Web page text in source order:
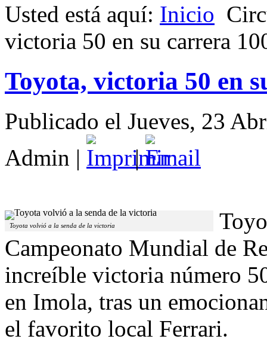
Usted está aquí: Inicio
victoria 50 en su carrera
Toyota, victoria 50 en
Publicado el Jueves, 23
Admin | |
Toyota volvió a la senda de la victoria
Campeonato Mundial de
increíble victoria número
en Imola, tras un
el favorito local Ferrari.